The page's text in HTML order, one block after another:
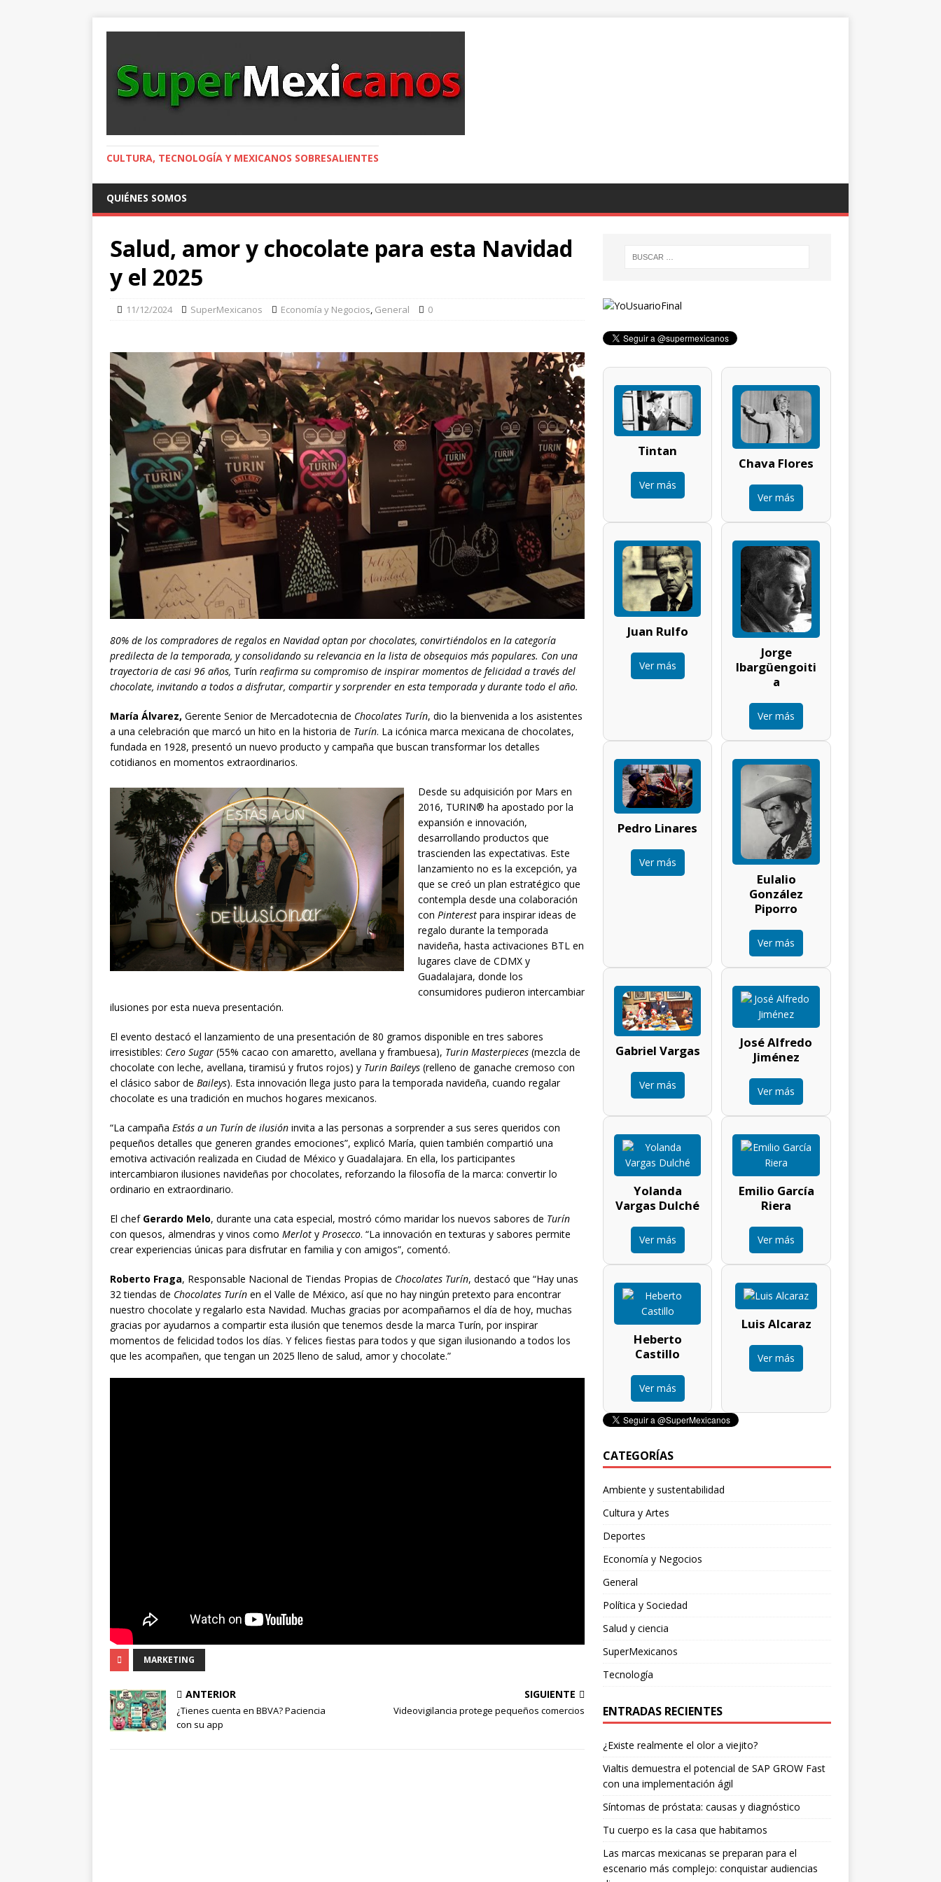
CULTURA, TECNOLOGÍA Y MEXICANOS SOBRESALIENTES
QUIÉNES SOMOS
Salud, amor y chocolate para esta Navidad
y el 2025
11/12/2024 SuperMexicanos Economía y Negocios, General 0
80% de los compradores de regalos en Navidad optan por chocolates, convirtiéndolos en la categoría
predilecta de la temporada, y consolidando su relevancia en la lista de obsequios más populares. Con una
trayectoria de casi 96 años, Turín reafirma su compromiso de inspirar momentos de felicidad a través del
chocolate, invitando a todos a disfrutar, compartir y sorprender en esta temporada y durante todo el año.
María Álvarez, Gerente Senior de Mercadotecnia de Chocolates Turín, dio la bienvenida a los asistentes
a una celebración que marcó un hito en la historia de Turín. La icónica marca mexicana de chocolates,
fundada en 1928, presentó un nuevo producto y campaña que buscan transformar los detalles
cotidianos en momentos extraordinarios.
Desde su adquisición por Mars en
2016, TURIN® ha apostado por la
expansión e innovación,
desarrollando productos que
trascienden las expectativas. Este
lanzamiento no es la excepción, ya
que se creó un plan estratégico que
contempla desde una colaboración
con Pinterest para inspirar ideas de
regalo durante la temporada
navideña, hasta activaciones BTL en
lugares clave de CDMX y
Guadalajara, donde los
consumidores pudieron intercambiar
ilusiones por esta nueva presentación.
El evento destacó el lanzamiento de una presentación de 80 gramos disponible en tres sabores
irresistibles: Cero Sugar (55% cacao con amaretto, avellana y frambuesa), Turin Masterpieces (mezcla de
chocolate con leche, avellana, tiramisú y frutos rojos) y Turin Baileys (relleno de ganache cremoso con
el clásico sabor de Baileys). Esta innovación llega justo para la temporada navideña, cuando regalar
chocolate es una tradición en muchos hogares mexicanos.
“La campaña Estás a un Turín de ilusión invita a las personas a sorprender a sus seres queridos con
pequeños detalles que generen grandes emociones”, explicó María, quien también compartió una
emotiva activación realizada en Ciudad de México y Guadalajara. En ella, los participantes
intercambiaron ilusiones navideñas por chocolates, reforzando la filosofía de la marca: convertir lo
ordinario en extraordinario.
El chefGerardo Melo, durante una cata especial, mostró cómo maridar los nuevos sabores de Turín
con quesos, almendras y vinos como Merlot y Prosecco. “La innovación en texturas y sabores permite
crear experiencias únicas para disfrutar en familia y con amigos”, comentó.
Roberto Fraga, Responsable Nacional de Tiendas Propias de Chocolates Turín, destacó que “Hay unas
32 tiendas de Chocolates Turín en el Valle de México, así que no hay ningún pretexto para encontrar
nuestro chocolate y regalarlo esta Navidad. Muchas gracias por acompañarnos el día de hoy, muchas
gracias por ayudarnos a compartir esta ilusión que tenemos desde la marca Turín, por inspirar
momentos de felicidad todos los días. Y felices fiestas para todos y que sigan ilusionando a todos los
que les acompañen, que tengan un 2025 lleno de salud, amor y chocolate.”
MARKETING
ANTERIOR
¿Tienes cuenta en BBVA? Paciencia
con su app
SIGUIENTE
Videovigilancia protege pequeños comercios
Tintan
Ver más
Chava Flores
Ver más
Juan Rulfo
Ver más
Jorge
Ibargüengoiti
a
Ver más
Pedro Linares
Ver más
Eulalio
González
Piporro
Ver más
Gabriel Vargas
Ver más
José Alfredo
Jiménez
Ver más
Yolanda
Vargas Dulché
Ver más
Emilio García
Riera
Ver más
Heberto
Castillo
Ver más
Luis Alcaraz
Ver más
CATEGORÍAS
Ambiente y sustentabilidad
Cultura y Artes
Deportes
Economía y Negocios
General
Política y Sociedad
Salud y ciencia
SuperMexicanos
Tecnología
ENTRADAS RECIENTES
¿Existe realmente el olor a viejito?
Vialtis demuestra el potencial de SAP GROW Fast
con una implementación ágil
Síntomas de próstata: causas y diagnóstico
Tu cuerpo es la casa que habitamos
Las marcas mexicanas se preparan para el
escenario más complejo: conquistar audiencias